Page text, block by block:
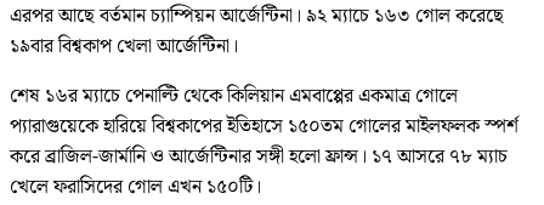
এরপর আছে বর্তমান চ্যাম্পিয়ন আর্জেন্টিনা। ৯২ ম্যাচে ১৬৩ গোল করেছে
১৯বার বিশ্বকাপ খেলা আর্জেন্টিনা।
শেষ ১৬র ম্যাচে পেনাল্টি থেকে কিলিয়ান এমবাপ্পের একমাত্র গোলে
প্যারাগুয়েকে হারিয়ে বিশ্বকাপের ইতিহাসে ১৫০তম গোলের মাইলফলক স্পর্শ
করে ব্রাজিল-জার্মানি ও আর্জেন্টিনার সঙ্গী হলো ফ্রান্স। ১৭ আসরে ৭৮ ম্যাচ
খেলে ফরাসিদের গোল এখন ১৫০টি।